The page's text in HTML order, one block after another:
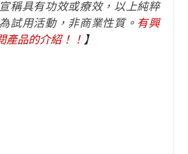
稱具有功效或療效，以上純粹
試用活動，非商業性質。 有興
產品的介紹！
！ 】